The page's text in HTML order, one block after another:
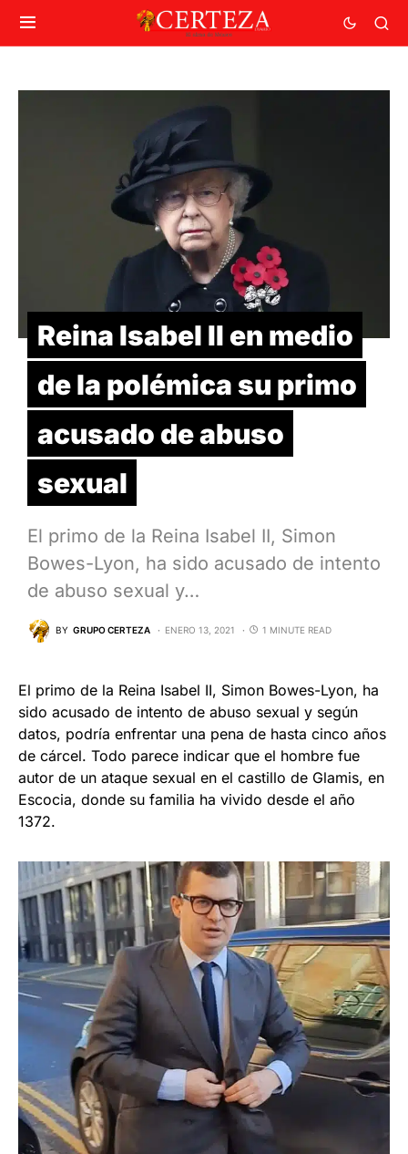
Reina Isabel II en medio
de la polémica su primo
acusado de abuso
sexual
El primo de la Reina Isabel II, Simon
Bowes-Lyon, ha sido acusado de intento
de abuso sexual y…
BY GRUPO CERTEZA ENERO 13, 2021 1 MINUTE READ
El primo de la Reina Isabel II, Simon Bowes-Lyon, ha
sido acusado de intento de abuso sexual y según
datos, podría enfrentar una pena de hasta cinco años
de cárcel. Todo parece indicar que el hombre fue
autor de un ataque sexual en el castillo de Glamis, en
Escocia, donde su familia ha vivido desde el año
1372.